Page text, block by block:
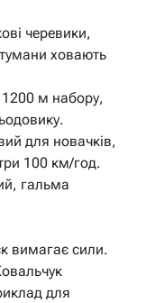
черевики,
ховають
м набору,
для новачків,
100 км/год.
гальма
вимагає сили.
для